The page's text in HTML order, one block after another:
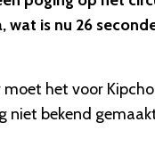
is nu 26
het voor
bekend